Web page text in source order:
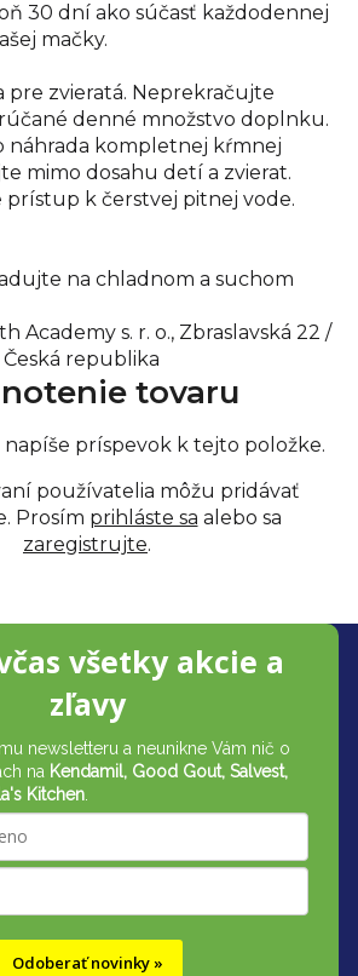
30 dní ako súčasť každodennej
mačky.
pre zvieratá. Neprekračujte
denné množstvo doplnku.
náhrada kompletnej kŕmnej
mimo dosahu detí a zvierat.
prístup k čerstvej pitnej vode.
na chladnom a suchom
Academy s. r. o., Zbraslavská 22 /
Česká republika
tovaru
príspevok k tejto položke.
používatelia môžu pridávať
Prosím prihláste sa alebo sa
zaregistrujte.
všetky akcie a
zľavy
newsletteru a neunikne Vám nič o
na Kendamil, Good Gout, Salvest,
Kitchen.
Odoberať novinky »